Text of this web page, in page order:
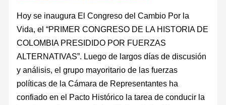
Hoy se inaugura El Congreso del Cambio Por la
Vida, el “PRIMER CONGRESO DE LA HISTORIA DE
COLOMBIA PRESIDIDO POR FUERZAS
ALTERNATIVAS”. Luego de largos días de discusión
y análisis, el grupo mayoritario de las fuerzas
políticas de la Cámara de Representantes ha
confiado en el Pacto Histórico la tarea de conducir la